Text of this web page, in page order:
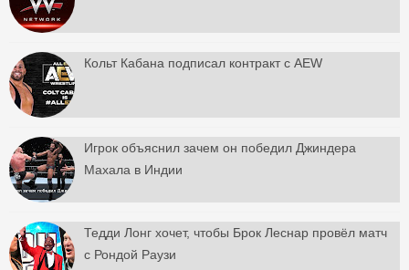
Кольт Кабана подписал контракт с AEW
Игрок объяснил зачем он победил Джиндера
Махала в Индии
Тедди Лонг хочет, чтобы Брок Леснар провёл матч
с Рондой Раузи